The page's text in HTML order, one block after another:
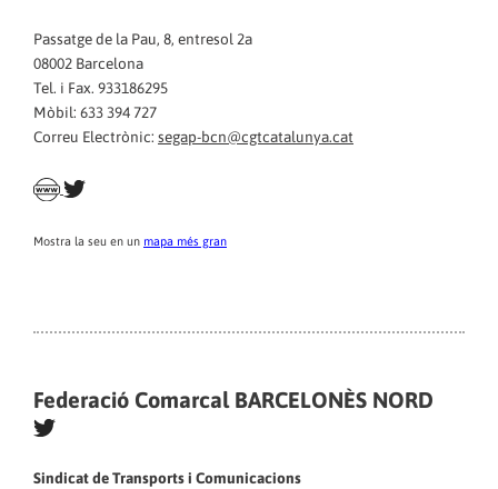
Passatge de la Pau, 8, entresol 2a
08002 Barcelona
Tel. i Fax. 933186295
Mòbil: 633 394 727
Correu Electrònic: segap-bcn@cgtcatalunya.cat
Mostra la seu en un mapa més gran
Federació Comarcal BARCELONÈS NORD
Sindicat de Transports i Comunicacions